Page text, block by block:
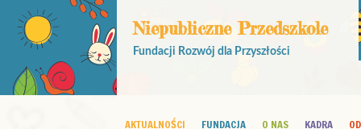
Niepubliczne Przedszkole
Fundacji Rozwój dla Przyszłości
AKTUALNOŚCI FUNDACJA O NAS KADRA